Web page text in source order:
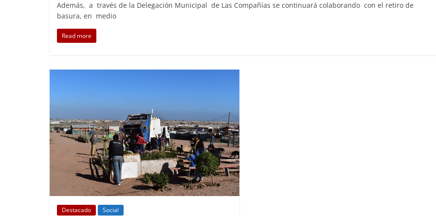
Además, a través de la Delegación Municipal de Las Compañías se continuará colaborando con el retiro de
basura, en medio
Read more
Destacado Social